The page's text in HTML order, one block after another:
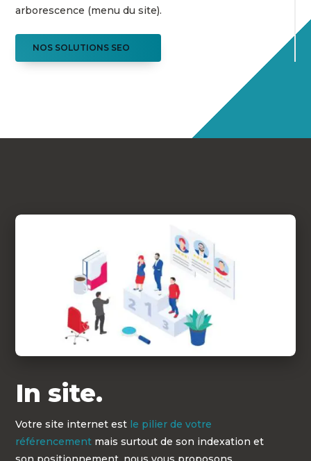
arborescence (menu du site).
NOS SOLUTIONS SEO
In site.
Votre site internet est le pilier de votre
référencement mais surtout de son indexation et